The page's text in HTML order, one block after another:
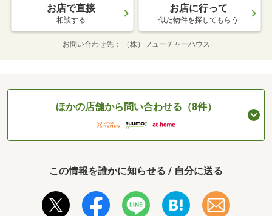
お店で直接
相談する
お店に行って
似た物件を探してもらう
お問い合わせ先 （株）フューチャーハウス
ほかの店舗から問い合わせる（8件）
この情報を誰かに知らせる / 自分に送る